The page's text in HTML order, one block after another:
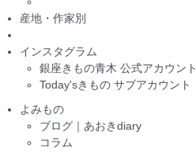
産地・作家別
インスタグラム
銀座きもの青木 公式アカウント
Today'sきもの サブアカウント
よみもの
ブログ｜あおきdiary
コラム